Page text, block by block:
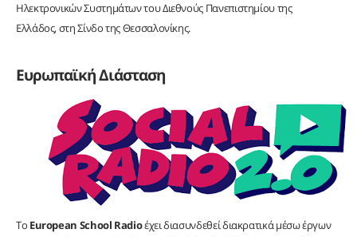
Ηλεκτρονικών Συστημάτων του Διεθνούς Πανεπιστημίου της
Ελλάδος, στη Σίνδο της Θεσσαλονίκης.
Ευρωπαϊκή Διάσταση
Το European School Radioέχει διασυνδεθεί διακρατικά μέσω έργων